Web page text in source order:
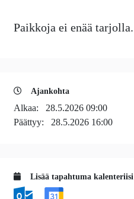
Paikkoja ei enää tarjolla.
Ajankohta
Alkaa: 28.5.2026 09:00
Päättyy: 28.5.2026 16:00
Lisää tapahtuma kalenteriisi